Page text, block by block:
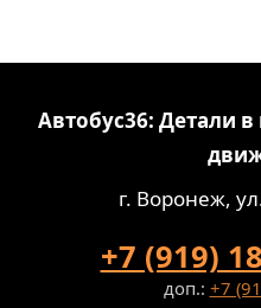
Автобус36: Детали
г. Воронеж,
+7 (919)
доп.: +7